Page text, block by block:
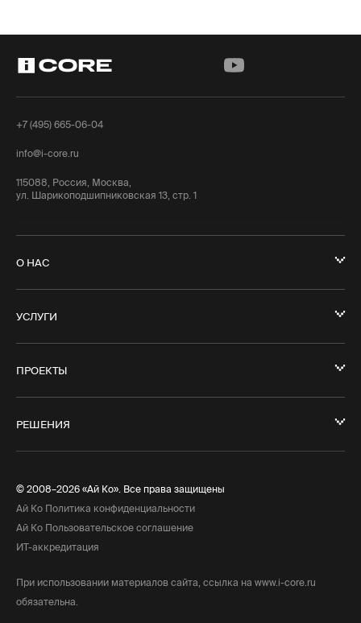
+7 (495) 665-06-04
info@i-core.ru
115088, Россия, Москва,
ул. Шарикоподшипниковская 13, стр. 1
О НАС
УСЛУГИ
ПРОЕКТЫ
РЕШЕНИЯ
© 2008–2026 «Ай Ко». Все права защищены
Ай Ко Политика конфиденциальности
Ай Ко Пользовательское соглашение
ИТ-аккредитация
При использовании материалов сайта, ссылка на www.i-core.ru
обязательна.